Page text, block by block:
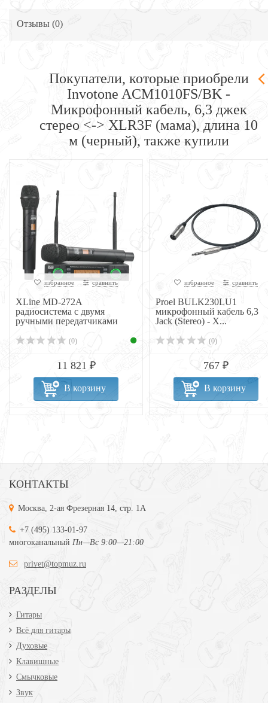
Отзывы (0)
Покупатели, которые приобрели
Invotone ACM1010FS/BK -
Микрофонный кабель, 6,3 джек
стерео <-> XLR3F (мама), длина 10
м (черный), также купили
избранное сравнить
XLine MD-272A
радиосистема c двумя
ручными передатчиками
(0)
11 821 ₽
В корзину
избранное сравнить
Proel BULK230LU1
микрофонный кабель 6,3
Jack (Stereo) - X...
(0)
767 ₽
В корзину
КОНТАКТЫ
Москва, 2-ая Фрезерная 14, стр. 1А
+7 (495) 133-01-97
многоканальный Пн—Вс 9:00—21:00
privet@topmuz.ru
РАЗДЕЛЫ
Гитары
Всё для гитары
Духовые
Клавишные
Смычковые
Звук